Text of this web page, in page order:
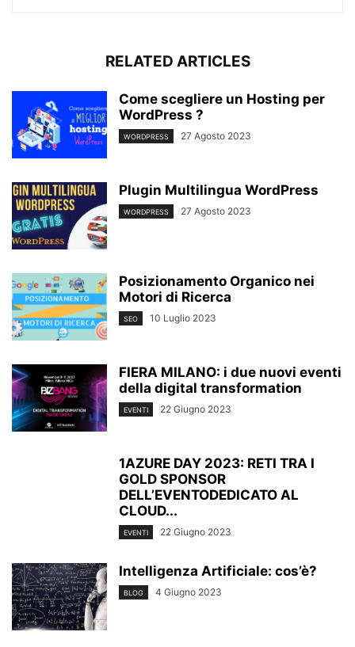
RELATED ARTICLES
Come scegliere un Hosting per
WordPress ?
WORDPRESS 27 Agosto 2023
Plugin Multilingua WordPress
WORDPRESS 27 Agosto 2023
Posizionamento Organico nei
Motori di Ricerca
SEO 10 Luglio 2023
FIERA MILANO: i due nuovi eventi
della digital transformation
EVENTI 22 Giugno 2023
1AZURE DAY 2023: RETI TRA I
GOLD SPONSOR
DELL’EVENTODEDICATO AL
CLOUD...
EVENTI 22 Giugno 2023
Intelligenza Artificiale: cos’è?
BLOG 4 Giugno 2023